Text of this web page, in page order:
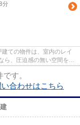
分
ての物件は、室内のレイ
ら、圧迫感の無い空間を演
す。
合わせはこちら